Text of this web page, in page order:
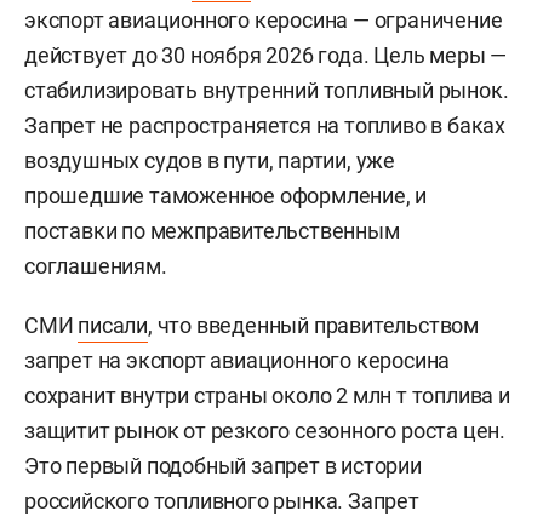
экспорт авиационного керосина — ограничение
действует до 30 ноября 2026 года. Цель меры —
стабилизировать внутренний топливный рынок.
Запрет не распространяется на топливо в баках
воздушных судов в пути, партии, уже
прошедшие таможенное оформление, и
поставки по межправительственным
соглашениям.
СМИ писали, что введенный правительством
запрет на экспорт авиационного керосина
сохранит внутри страны около 2 млн т топлива и
защитит рынок от резкого сезонного роста цен.
Это первый подобный запрет в истории
российского топливного рынка. Запрет